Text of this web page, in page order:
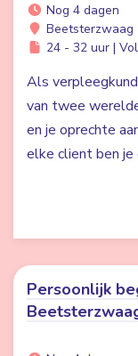
Nog 4 dagen
Beetsterzwaag
24 - 32 uur |
Als
van twee
en je oprechte
elke client ben je
Persoonlijk